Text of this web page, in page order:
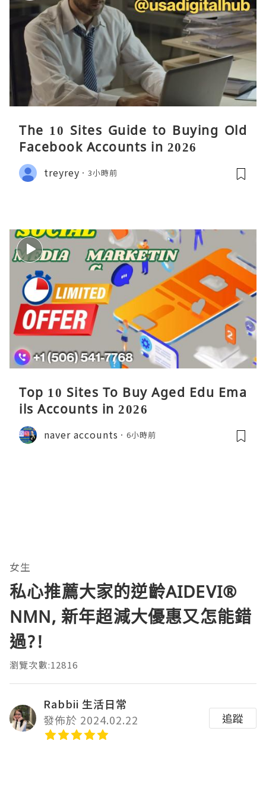
The 10 Sites Guide to Buying Old
Facebook Accounts in 2026
treyrey 3小時前
Top 10 Sites To Buy Aged Edu Ema
ils Accounts in 2026
naver accounts 6小時前
女生
私心推薦大家的逆齡AIDEVI®️
NMN, 新年超減大優惠又怎能錯
過?!
瀏覽次數:12816
Rabbii 生活日常
發佈於 2024.02.22
追蹤